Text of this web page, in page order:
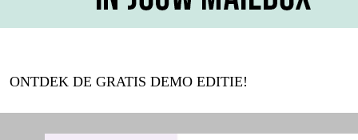
ONTDEK DE GRATIS DEMO EDITIE!